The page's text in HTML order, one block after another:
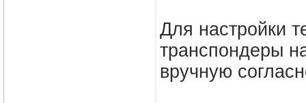
Для настройки
транспондеры
вручную